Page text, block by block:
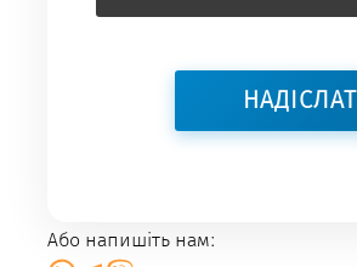
Або напишіть нам: